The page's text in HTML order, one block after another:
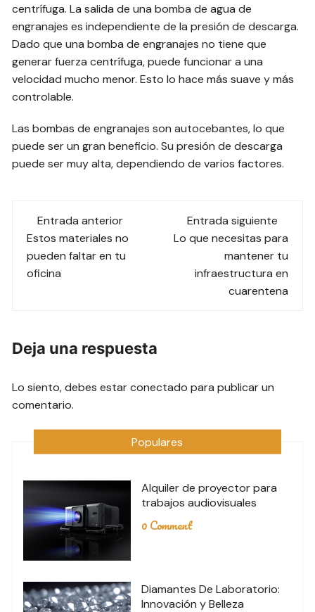
centrífuga. La salida de una bomba de agua de
engranajes es independiente de la presión de descarga.
Dado que una bomba de engranajes no tiene que
generar fuerza centrífuga, puede funcionar a una
velocidad mucho menor. Esto lo hace más suave y más
controlable.
Las bombas de engranajes son autocebantes, lo que
puede ser un gran beneficio. Su presión de descarga
puede ser muy alta, dependiendo de varios factores.
Navegación
de
las
Entrada anterior
Estos materiales no
pueden faltar en tu
oficina
Entrada siguiente
Lo que necesitas para
mantener tu
infraestructura en
cuarentena
Deja una respuesta
Lo siento, debes estarconectado para publicar un
comentario.
Populares
Alquiler de proyector para
trabajos audiovisuales
0 Comment
Diamantes De Laboratorio:
Innovación y Belleza